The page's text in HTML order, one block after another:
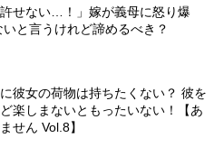
許せない…！」嫁が義母に怒り爆
と言うけれど諦めるべき？
彼女の荷物は持ちたくない？ 彼を
楽しまないともったいない！【あ
せん Vol.8】